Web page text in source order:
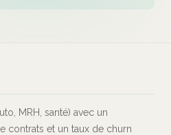
MRH, santé) avec un
contrats et un taux de churn